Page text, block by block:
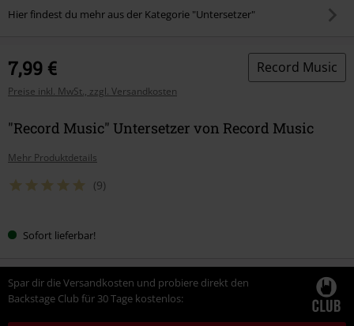
Hier findest du mehr aus der Kategorie "Untersetzer"
7,99 €
Preise inkl. MwSt., zzgl. Versandkosten
Record Music
"Record Music" Untersetzer von Record Music
Mehr Produktdetails
(9)
Sofort lieferbar!
Spar dir die Versandkosten und probiere direkt den
Backstage Club für 30 Tage kostenlos: